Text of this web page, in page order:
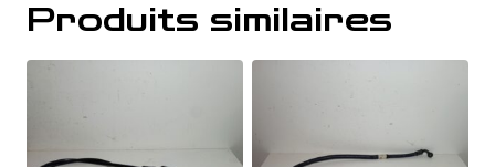
Produits similaires